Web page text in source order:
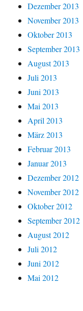
Dezember 2013
November 2013
Oktober 2013
September 2013
August 2013
Juli 2013
Juni 2013
Mai 2013
April 2013
März 2013
Februar 2013
Januar 2013
Dezember 2012
November 2012
Oktober 2012
September 2012
August 2012
Juli 2012
Juni 2012
Mai 2012